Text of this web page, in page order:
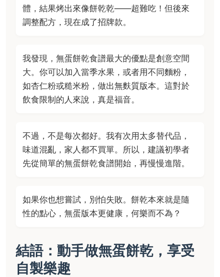
體，結果烤出來像餅乾乾——超難吃！但後來
調整配方，現在成了招牌款。
我發現，無蛋餅乾食譜最大的優點是創意空間
大。你可以加入當季水果，或者用不同麵粉，
如杏仁粉或糙米粉，做出無麩質版本。這對於
飲食限制的人來說，真是福音。
不過，不是每次都好。我有次用太多替代品，
味道混亂，家人都不買單。所以，建議初學者
先從簡單的無蛋餅乾食譜開始，再慢慢進階。
如果你也想嘗試，別怕失敗。餅乾本來就是隨
性的點心，無蛋版本更健康，何樂而不為？
結語：動手做無蛋餅乾，享受
自製樂趣